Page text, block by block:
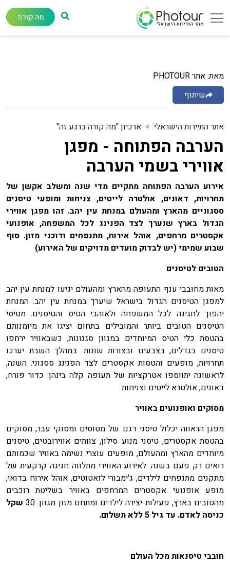
מה קורה
מאת: אתר PHOTOUR
שיתוף
אתר התיירות הישראלי ארכיון "מה קורה ברגע זה"
הערבה הפתוחה - מפגן
אווירי בשמי הערבה
אירוע הערבה הפתוחה מתקיים מדי שנה ומשלב אקשן של
תחרויות, דאונים, אולטרה לייטים, צניחות ומופעי טיסנים
ססגוניים מהארץ ומהעולם במנחת עין יהב. זהו מפגן אווירי
הגדול בארץ שנערך לצד הפנינג לכל המשפחה, אופנועי
אקסטרים מרחפים, אוהל אירוח, מתנפחים ודוכני מזון. סוף
שבוע שמימי (יש לבדוק מועדים מדויקים של האירוע)
הטובים לטיסנים
מאות מחובבי ענף התעופה מהארץ ומהעולם יגיעו למנחת עין יהב
למפגן הטיסנים הגדול בישראל שיערך במנחת עין יהב. המנחת
יהפוך לחגיגה לכל המשפחה ולאוהבי הטיס והטיסנים. מטיסי
הטיסנים הטובים ביותר והמובילים בתחום יציגו את מיומנותם
בהטסת כלי הטיס המיוחדים במגוון סגנונות, כשבאוויר ירחפו
טיסנים בגדלים, בצבעים ובצורות שונות. במהלך השבת יערכו
תחרויות, מופעים והטסות אקסטרים לצד הפנינג ססגוני. השנה,
לראשונה יתווספו אטרקציות של תעופה קלה בינהן: כדור פורח,
דאונים, אולטרא לייטים וצניחות.
מסוקים ואופנועים באוויר
מפגן הראווה יכלול טיסני דגם של מטוסים ומסוקי עבר, מסוקים
בהטסת אקסטרים, טיסני מנוע סילון, צוותים אווירובטים, טיסנים
מיוחדים מהארץ ומהעולם, מופעים עוצרי נשימה באוויר שכמותם
רואים רק פעם בשנה. לאירוע האווירי מתלווה חגיגה קרקעית של
מתקנים מתנפחים לילדים, ג'ימבורי לזאטוטים, אוהל אירוח בדואי,
מופע אופנועי אקסטרים המרחפים באוויר בשליטת רוכבים
מהטובים בארץ, פעילות יצירה לילדים ומתחם מזון מגוון. 30
שקל
כניסה לאדם. עד גיל 5 ללא תשלום.
חובבי טיסנאות מכל העולם